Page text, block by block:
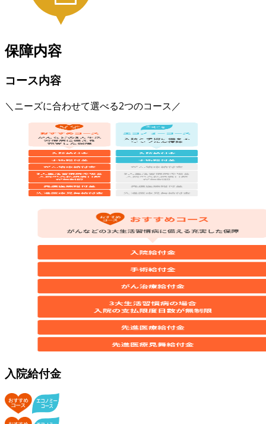
保障内容
コース内容
＼ニーズに合わせて選べる2つのコース／
入院給付金